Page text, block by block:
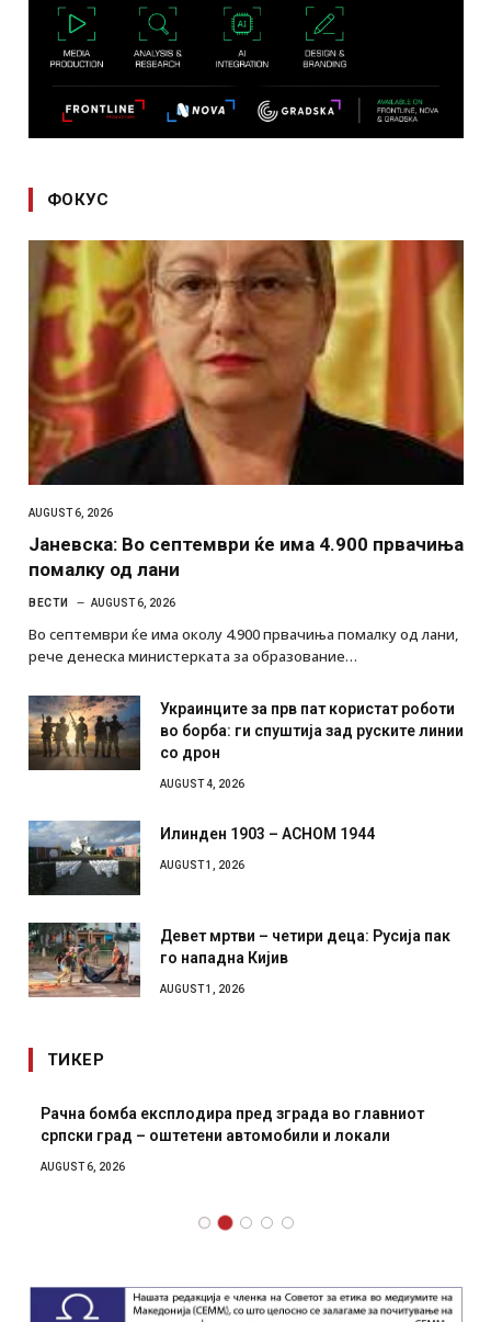
ФОКУС
AUGUST 6, 2026
Јаневска: Во септември ќе има 4.900 првачиња
помалку од лани
ВЕСТИ AUGUST 6, 2026
Во септември ќе има околу 4.900 првачиња помалку од лани,
рече денеска министерката за образование…
Украинците за прв пат користат роботи
во борба: ги спуштија зад руските линии
со дрон
AUGUST 4, 2026
Илинден 1903 – АСНОМ 1944
AUGUST 1, 2026
Девет мртви – четири деца: Русија пак
го нападна Кијив
AUGUST 1, 2026
ТИКЕР
Рачна бомба експлодира пред зграда во главниот
српски град – оштетени автомобили и локали
AUGUST 6, 2026